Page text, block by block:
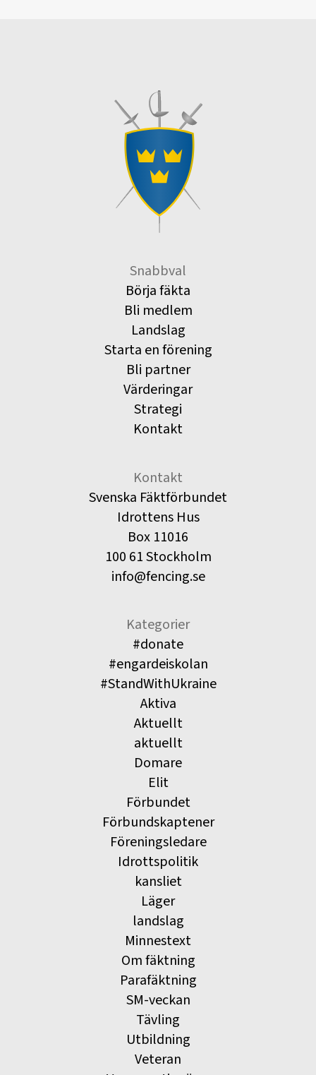
Snabbval
Börja fäkta
Bli medlem
Landslag
Starta en förening
Bli partner
Värderingar
Strategi
Kontakt
Kontakt
Svenska Fäktförbundet
Idrottens Hus
Box 11016
100 61 Stockholm
info@fencing.se
Kategorier
#donate
#engardeiskolan
#StandWithUkraine
Aktiva
Aktuellt
aktuellt
Domare
Elit
Förbundet
Förbundskaptener
Föreningsledare
Idrottspolitik
kansliet
Läger
landslag
Minnestext
Om fäktning
Parafäktning
SM-veckan
Tävling
Utbildning
Veteran